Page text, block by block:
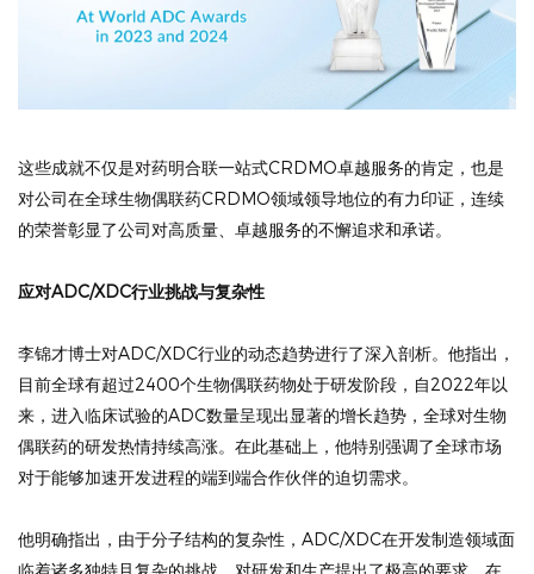
这些成就不仅是对药明合联一站式CRDMO卓越服务的肯定，也是
对公司在全球生物偶联药CRDMO领域领导地位的有力印证，连续
的荣誉彰显了公司对高质量、卓越服务的不懈追求和承诺。
应对ADC/XDC行业挑战与复杂性
李锦才博士对ADC/XDC行业的动态趋势进行了深入剖析。他指出，
目前全球有超过2400个生物偶联药物处于研发阶段，自2022年以
来，进入临床试验的ADC数量呈现出显著的增长趋势，全球对生物
偶联药的研发热情持续高涨。在此基础上，他特别强调了全球市场
对于能够加速开发进程的端到端合作伙伴的迫切需求。
他明确指出，由于分子结构的复杂性，ADC/XDC在开发制造领域面
临着诸多独特且复杂的挑战，对研发和生产提出了极高的要求。在